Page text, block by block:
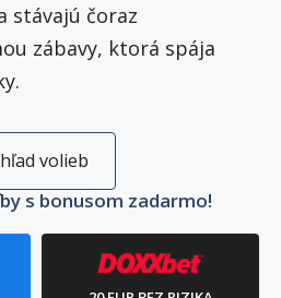
stávajú čoraz
zábavy, ktorá spája
volieb
s bonusom zadarmo!